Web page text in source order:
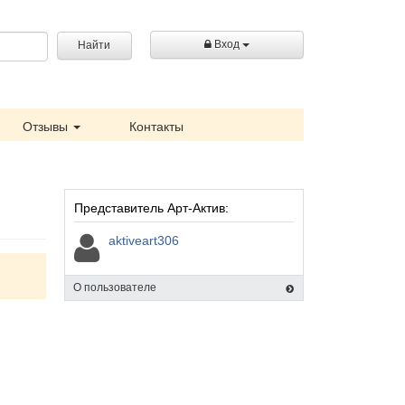
Найти Вход
Отзывы Контакты
Представитель Арт-Актив:
aktiveart306
О пользователе